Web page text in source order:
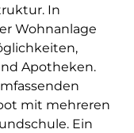
In
Wohnanlage
Apotheken.
mit mehreren
Ein